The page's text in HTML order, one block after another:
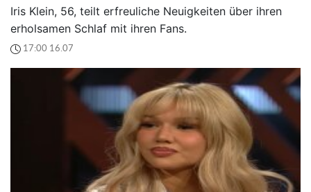
Iris Klein, 56, teilt erfreuliche Neuigkeiten über ihren
erholsamen Schlaf mit ihren Fans.
17:00 16.07